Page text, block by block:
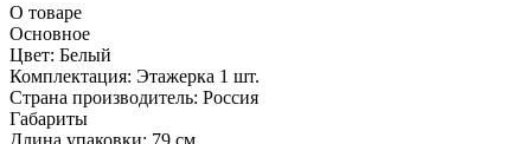
О товаре
Основное
Цвет: Белый
Комплектация: Этажерка 1 шт.
Страна производитель: Россия
Габариты
Длина упаковки: 79 см